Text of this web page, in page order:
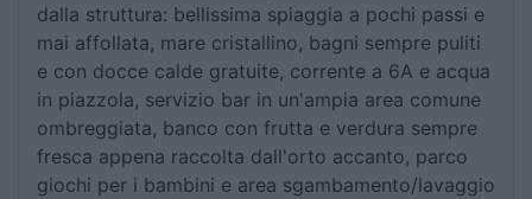
dalla struttura: bellissima spiaggia a pochi passi e
mai affollata, mare cristallino, bagni sempre puliti
e con docce calde gratuite, corrente a 6A e acqua
in piazzola, servizio bar in un'ampia area comune
ombreggiata, banco con frutta e verdura sempre
fresca appena raccolta dall'orto accanto, parco
giochi per i bambini e area sgambamento/lavaggio